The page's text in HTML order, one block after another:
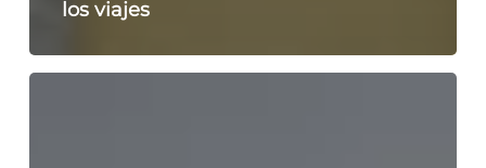
los viajes